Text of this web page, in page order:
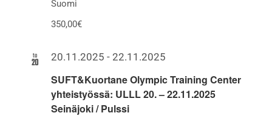
Suomi
350,00€
to
20
SUFT&Kuortane Olympic Training Center
yhteistyössä: ULLL 20. – 22.11.2025
Seinäjoki / Pulssi
20.11.2025 - 22.11.2025